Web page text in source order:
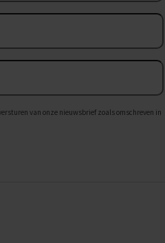
van onze nieuwsbrief zoals omschreven in